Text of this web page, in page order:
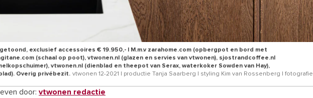
exclusief accessoires € 19.950,- | M.m.v zarahome.com (opbergpot en bord met
(schaal op poot), vtwonen.nl (glazen en servies van vtwonen), sjostrandcoffee.nl
vtwonen.nl (dienblad en theepot van Serax, waterkoker Sowden van Hay),
Overig privébezit. vtwonen 12-2021 | productie Tanja Saarberg | styling Kim van Rossenberg | fotografie
door: vtwonen redactie